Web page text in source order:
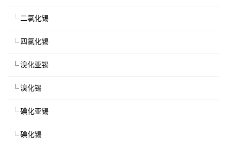
二氯化锡
四氯化锡
溴化亚锡
溴化锡
碘化亚锡
碘化锡